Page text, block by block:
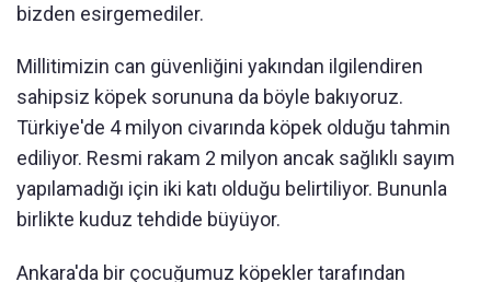
bizden esirgemediler.
Millitimizin can güvenliğini yakından ilgilendiren
sahipsiz köpek sorununa da böyle bakıyoruz.
Türkiye'de 4 milyon civarında köpek olduğu tahmin
ediliyor. Resmi rakam 2 milyon ancak sağlıklı sayım
yapılamadığı için iki katı olduğu belirtiliyor. Bununla
birlikte kuduz tehdide büyüyor.
Ankara'da bir çocuğumuz köpekler tarafından